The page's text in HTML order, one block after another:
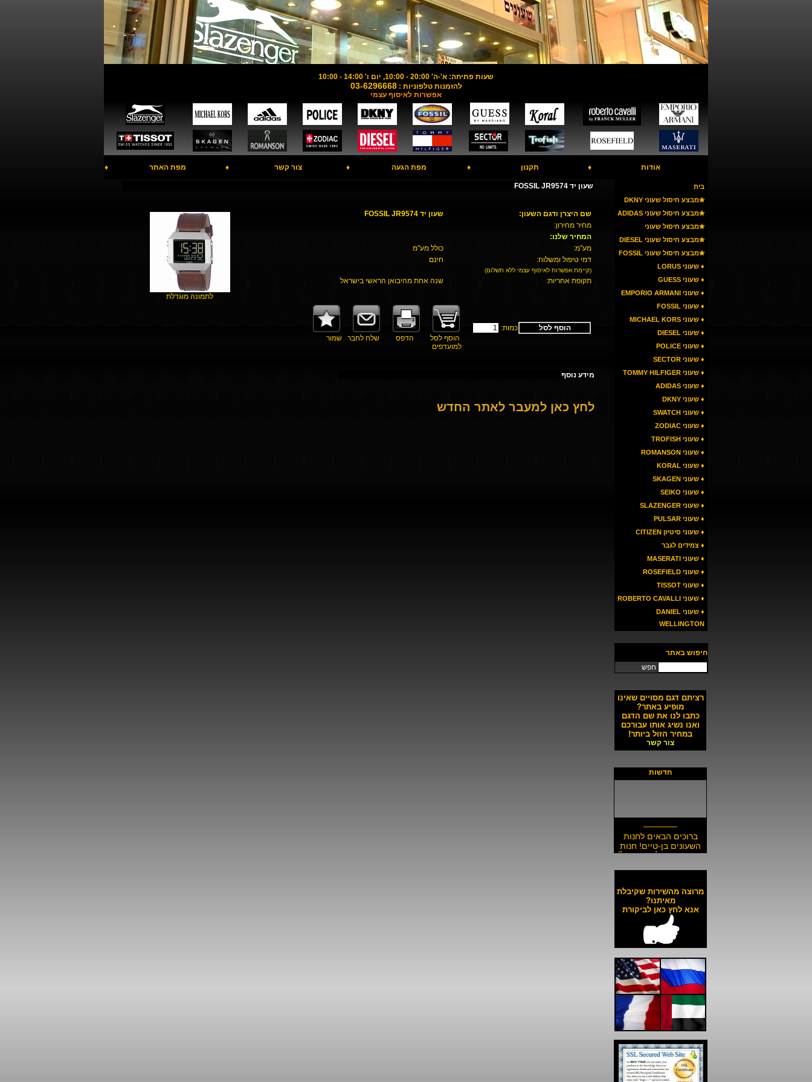
שעות פתיחה: א'-ה' 20:00 - 10:00, יום ו' 14:00 - 10:00
להזמנות טלפוניות :03-6296668
אפשרות לאיסוף עצמי
אודות ♦ תקנון ♦ מפת הגעה ♦ צור קשר ♦ מפת האתר ♦
בית
✬מבצע חיסול שעוני DKNY
✬מבצע חיסול שעוני ADIDAS
✬מבצע חיסול שעוני
ARMANI
✬מבצע חיסול שעוני DIESEL
✬מבצע חיסול שעוני FOSSIL
♦ שעוני LORUS
♦ שעוני GUESS
♦ שעוני EMPORIO ARMANI
♦ שעוני FOSSIL
♦ שעוני MICHAEL KORS
♦ שעוני DIESEL
♦ שעוני POLICE
♦ שעוני SECTOR
♦ שעוני TOMMY HILFIGER
♦ שעוני ADIDAS
♦ שעוני DKNY
♦ שעוני SWATCH
♦ שעוני ZODIAC
♦ שעוני TROFISH
♦ שעוני ROMANSON
♦ שעוני KORAL
♦ שעוני SKAGEN
♦ שעוני SEIKO
♦ שעוני SLAZENGER
♦ שעוני PULSAR
♦ שעוני סיטיזן CITIZEN
♦ צמידים לגבר
♦ שעוני MASERATI
♦ שעוני ROSEFIELD
♦ שעוני TISSOT
♦ שעוני ROBERTO CAVALLI
♦ שעוני DANIEL
WELLINGTON
חיפוש באתר
חפש
רציתם דגם מסויים שאינו
מופיע באתר?
כתבו לנו את שם הדגם
ואנו נשיג אותו עבורכם
במחיר הזול ביותר!
צור קשר
חדשות
_______
ברוכים הבאים לחנות
השעונים בן-טיים! חנות
השעונים הזולה בישראל!
באתר ולכל חלקי הארץ!
__________________
כל השעונים באתר עד 6
תשלומים ללא ריבית!
__________________
האתר מאובטח בהצפנת
SSL מתקדמת
מרוצה מהשירות שקיבלת
מאיתנו?
אנא לחץ כאן לביקורת
שעון יד FOSSIL JR9574
שם היצרן ודגם השעון:
שעון יד FOSSIL JR9574
מחיר מחירון:
המחיר שלנו:
מע"מ:
כולל מע"מ
דמי טיפול ומשלוח:
חינם
(קיימת אפשרות לאיסוף עצמי ללא תשלום)
תקופת אחריות: שנה אחת מהיבואן הראשי בישראל
הוסף לסל
כמות:
הוסף לסל
הדפס שלח לחבר שמור
למועדפים
לתמונה מוגדלת
מידע נוסף
לחץ כאן למעבר לאתר החדש